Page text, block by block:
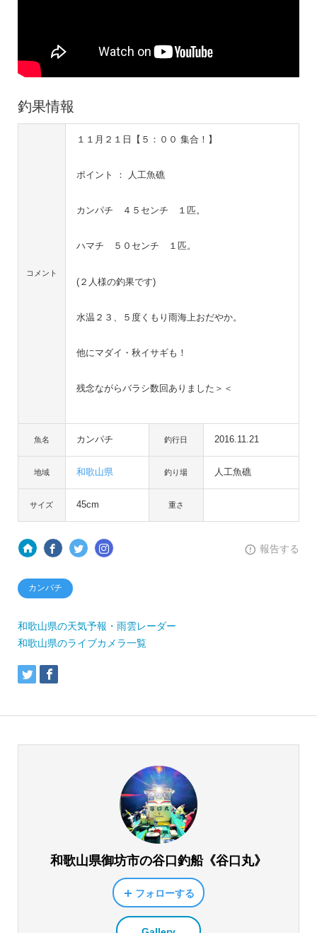
釣果情報
コメント
１１月２１日【５：００ 集合！】
ポイント ： 人工魚礁
カンパチ ４５センチ １匹。
ハマチ ５０センチ １匹。
(２人様の釣果です)
水温２３、５度くもり雨海上おだやか。
他にマダイ・秋イサギも！
残念ながらバラシ数回ありました＞＜
魚名 カンパチ 釣行日 2016.11.21
地域 和歌山県 釣り場 人工魚礁
サイズ 45cm 重さ
報告する
カンパチ
和歌山県の天気予報・雨雲レーダー
和歌山県のライブカメラ一覧
和歌山県御坊市の谷口釣船《谷口丸》
フォローする